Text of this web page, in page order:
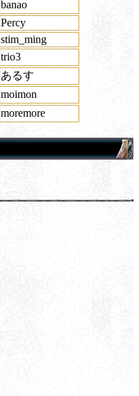
banao
Percy
stim_ming
trio3
あるす
moimon
moremore